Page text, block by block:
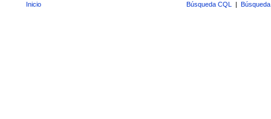
Inicio Búsqueda CQL